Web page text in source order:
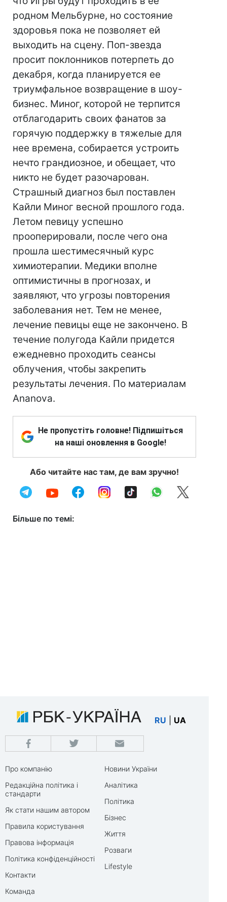
родном Мельбурне, но состояние
здоровья пока не позволяет ей
выходить на сцену. Поп-звезда
просит поклонников потерпеть до
декабря, когда планируется ее
триумфальное возвращение в шоу-
бизнес. Миног, которой не терпится
отблагодарить своих фанатов за
горячую поддержку в тяжелые для
нее времена, собирается устроить
нечто грандиозное, и обещает, что
никто не будет разочарован.
Страшный диагноз был поставлен
Кайли Миног весной прошлого года.
Летом певицу успешно
прооперировали, после чего она
прошла шестимесячный курс
химиотерапии. Медики вполне
оптимистичны в прогнозах, и
заявляют, что угрозы повторения
заболевания нет. Тем не менее,
лечение певицы еще не закончено. В
течение полугода Кайли придется
ежедневно проходить сеансы
облучения, чтобы закрепить
результаты лечения. По материалам
Ananova.
Не пропустіть головне! Підпишіться
на наші оновлення в Google!
Або читайте нас там, де вам зручно!
Більше по темі:
RU UA
Про компанію
Редакційна політика і
стандарти
Як стати нашим автором
Правила користування
Правова інформація
Політика конфіденційності
Контакти
Команда
Новини України
Аналітика
Політика
Бізнес
Життя
Розваги
Lifestyle